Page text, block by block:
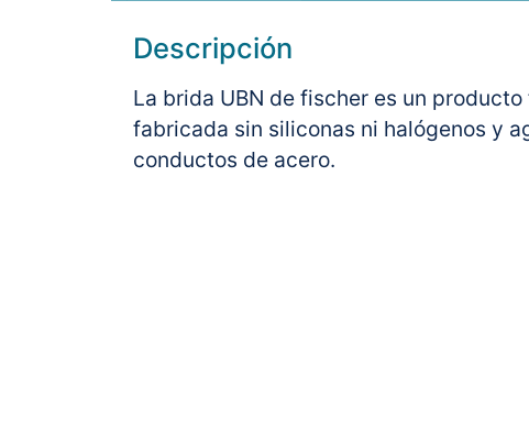
Descripción
La brida UBN de fischer es un
fabricada sin siliconas ni halógenos y
conductos de acero.